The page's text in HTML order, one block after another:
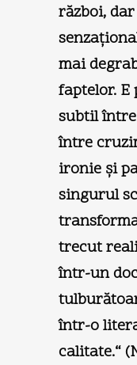
război,
mai
faptelor. E
subtil
între
ironie şi
singurul
trecut
într-un
într-o
calitate.“ (